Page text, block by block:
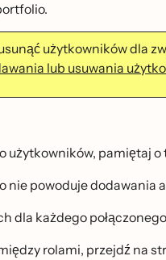
użytkowników dla
lub usuwania
użytkowników, pamiętaj o
powoduje dodawania
dla każdego
rolami, przejdź na